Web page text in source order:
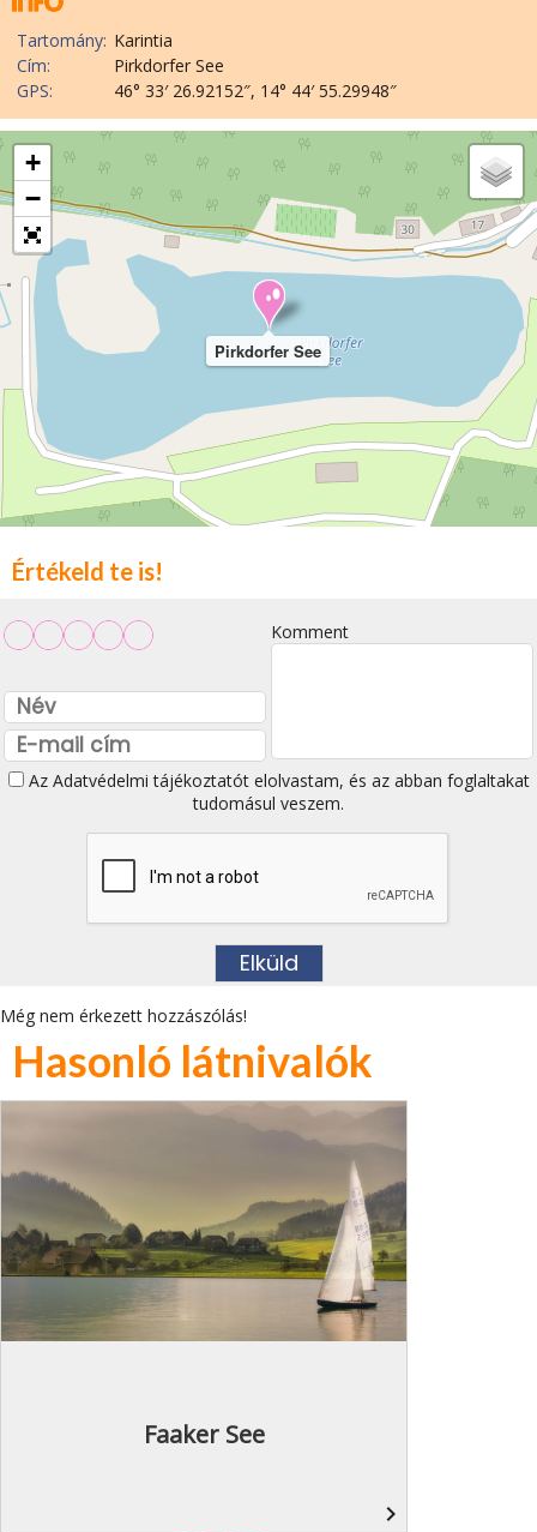
Tartomány: Karintia
Cím:
Pirkdorfer See
GPS:
46° 33′ 26.92152″, 14° 44′ 55.29948″
Pirkdorfer See
+
−
Értékeld te is!
Komment
Az Adatvédelmi tájékoztatótelolvastam, és az abban foglaltakat
tudomásul veszem.
Még nem érkezett hozzászólás!
Hasonló látnivalók
Faaker See
navigate_next